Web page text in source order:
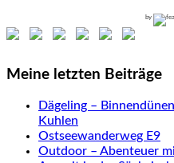
by
Meine letzten Beiträge
Dägeling –
Kuhlen
Ostseewanderweg E9
Outdoor – Abenteuer